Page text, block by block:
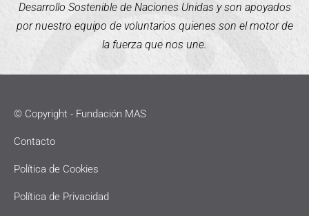
Desarrollo Sostenible de Naciones Unidas y son apoyados
por nuestro equipo de voluntarios quienes son el motor de
la fuerza que nos une.
© Copyright - Fundación MAS
Contacto
Política de Cookies
Política de Privacidad